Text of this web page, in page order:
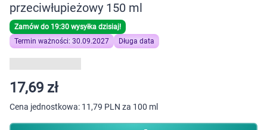
Kobieta w ciąży i mama
Dziecko
Higiena
Kosmetyki
przeciwłupieżowy 150 ml
Zamów do 19:30 wysyłka dzisiaj!
Termin ważności: 30.09.2027
Długa data
17,69 zł
Cena jednostkowa: 11,79 PLN za 100 ml